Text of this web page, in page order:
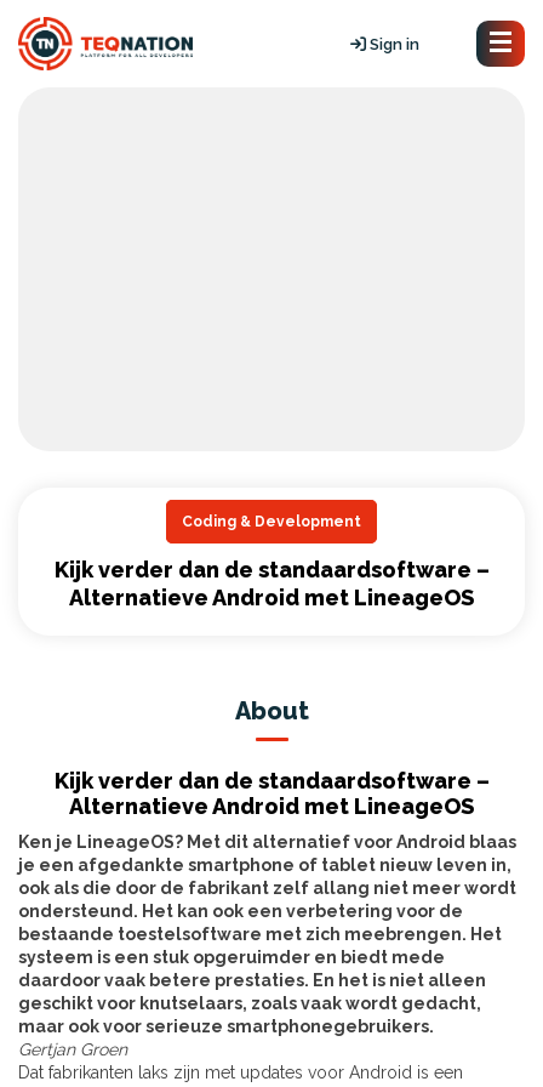
Sign in
Coding & Development
Kijk verder dan de standaardsoftware –
Alternatieve Android met LineageOS
About
Kijk verder dan de standaardsoftware –
Alternatieve Android met LineageOS
Ken je LineageOS? Met dit alternatief voor Android blaas
je een afgedankte smartphone of tablet nieuw leven in,
ook als die door de fabrikant zelf allang niet meer wordt
ondersteund. Het kan ook een verbetering voor de
bestaande toestelsoftware met zich meebrengen. Het
systeem is een stuk opgeruimder en biedt mede
daardoor vaak betere prestaties. En het is niet alleen
geschikt voor knutselaars, zoals vaak wordt gedacht,
maar ook voor serieuze smartphonegebruikers.
Gertjan Groen
Dat fabrikanten laks zijn met updates voor Android is een